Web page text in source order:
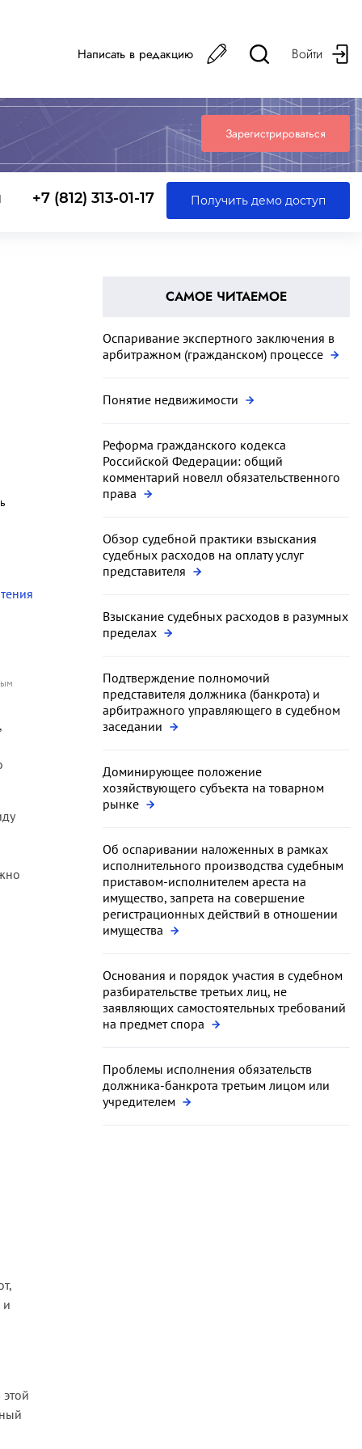
Написать в редакцию Войти
Зарегистрироваться
+7 (812) 313-01-17 Получить демо доступ
и
САМОЕ ЧИТАЕМОЕ
Оспаривание экспертного заключения в
арбитражном (гражданском) процессе
Понятие недвижимости
Реформа гражданского кодекса
Российской Федерации: общий
комментарий новелл обязательственного
права
Обзор судебной практики взыскания
судебных расходов на оплату услуг
представителя
Взыскание судебных расходов в разумных
пределах
Подтверждение полномочий
представителя должника (банкрота) и
арбитражного управляющего в судебном
заседании
Доминирующее положение
хозяйствующего субъекта на товарном
рынке
Об оспаривании наложенных в рамках
исполнительного производства судебным
приставом-исполнителем ареста на
имущество, запрета на совершение
регистрационных действий в отношении
имущества
Основания и порядок участия в судебном
разбирательстве третьих лиц, не
заявляющих самостоятельных требований
на предмет спора
Проблемы исполнения обязательств
должника-банкрота третьим лицом или
учредителем